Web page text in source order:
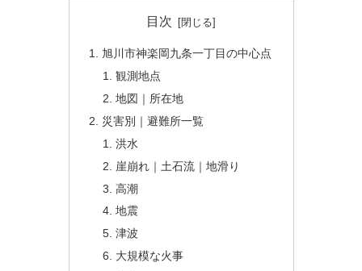
目次
旭川市神楽岡九条一丁目の中心点
観測地点
地図｜所在地
災害別｜避難所一覧
洪水
崖崩れ｜土石流｜地滑り
高潮
地震
津波
大規模な火事